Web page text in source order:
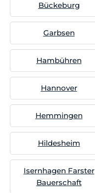
Bückeburg
Garbsen
Hambühren
Hannover
Hemmingen
Hildesheim
Isernhagen Farster
Bauerschaft